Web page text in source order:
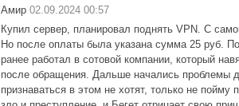
Амир 02.09.2024 00:57
Купил сервер, планировал поднять VPN. С
Но после оплаты была указана сумма 25 руб.
ранее работал в сотовой компании, который
после обращения. Дальше начались проблемы
признаваться в этом не хотят, только не